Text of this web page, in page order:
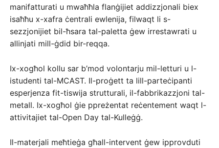
manifatturati u mwaħħla flanġijiet addizzjonali biex
isaħħu x-xafra ċentrali ewlenija, filwaqt li s-
sezzjonijiet bil-ħsara tal-paletta ġew irrestawrati u
allinjati mill-ġdid bir-reqqa.
Ix-xogħol kollu sar b’mod volontarju mil-letturi u l-
istudenti tal-MCAST. Il-proġett ta lill-parteċipanti
esperjenza fit-tiswija strutturali, il-fabbrikazzjoni tal-
metall. Ix-xogħol ġie ppreżentat reċentement waqt l-
attivitajiet tal-Open Day tal-Kulleġġ.
Il-materjali meħtieġa għall-intervent ġew ipprovduti